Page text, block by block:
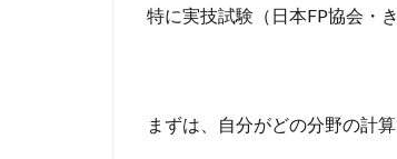
特に実技試験（日本FP協会・
まずは、自分がどの分野の計